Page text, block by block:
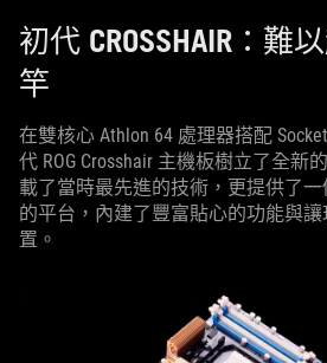
初代 CROSSHAIR：難
竿
在雙核心 Athlon 64 處理器搭配
代 ROG Crosshair 主機板樹立了全新
載了當時最先進的技術，更提供了
的平台，內建了豐富貼心的功能與
置。